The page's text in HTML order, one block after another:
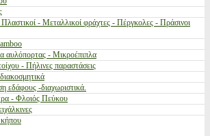
- Μεταλλικοί φράχτες - Πέργκολες - Πράσινοι
αυλόπορτας - Μικροέπιπλα
- Πήλινες παραστάσεις
εδάφους -διαχωριστικά.
- Φλοιός Πεύκου